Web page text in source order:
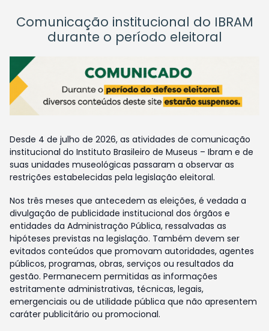
Comunicação institucional do IBRAM
durante o período eleitoral
Desde 4 de julho de 2026, as atividades de comunicação
institucional do Instituto Brasileiro de Museus – Ibram e de
suas unidades museológicas passaram a observar as
restrições estabelecidas pela legislação eleitoral.
Nos três meses que antecedem as eleições, é vedada a
divulgação de publicidade institucional dos órgãos e
entidades da Administração Pública, ressalvadas as
hipóteses previstas na legislação. Também devem ser
evitados conteúdos que promovam autoridades, agentes
públicos, programas, obras, serviços ou resultados da
gestão. Permanecem permitidas as informações
estritamente administrativas, técnicas, legais,
emergenciais ou de utilidade pública que não apresentem
caráter publicitário ou promocional.